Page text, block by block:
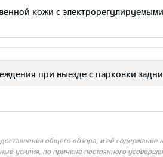
кожи с
при выезде с парковки
общего обзора, и её содержание
усилия, по причине постоянного